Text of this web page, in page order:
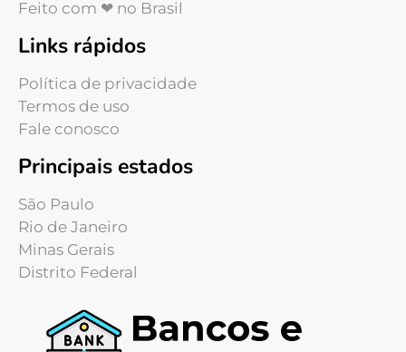
Feito com ❤ no Brasil
Links rápidos
Política de privacidade
Termos de uso
Fale conosco
Principais estados
São Paulo
Rio de Janeiro
Minas Gerais
Distrito Federal